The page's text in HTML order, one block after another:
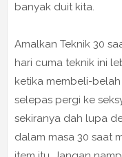
banyak duit kita.
Amalkan Teknik 30
hari cuma teknik ini
ketika membeli-
selepas pergi ke
sekiranya dah lupa
dalam masa 30 saat